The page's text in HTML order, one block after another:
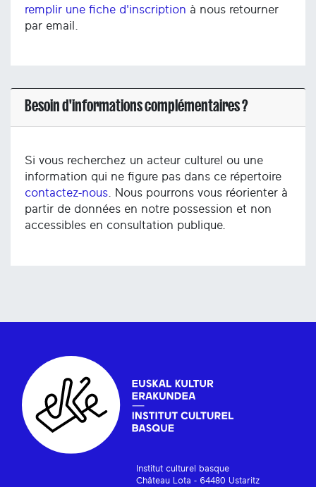
remplir une fiche d'inscription à nous retourner
par email.
Besoin d'informations complémentaires ?
Si vous recherchez un acteur culturel ou une
information qui ne figure pas dans ce répertoire
contactez-nous . Nous pourrons vous réorienter à
partir de données en notre possession et non
accessibles en consultation publique.
Institut culturel basque
Château Lota - 64480 Ustaritz